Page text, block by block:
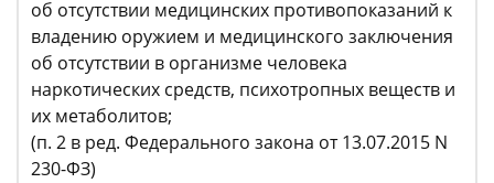
об отсутствии медицинских противопоказаний к
владению оружием и медицинского заключения
об отсутствии в организме человека
наркотических средств, психотропных веществ и
их метаболитов;
(п. 2 в ред. Федерального закона от 13.07.2015 N
230-ФЗ)